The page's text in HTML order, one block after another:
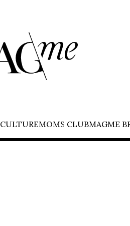
CULTUREMOMS CLUBMAGME